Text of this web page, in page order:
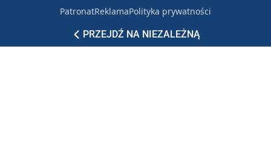
PRZEJDŹ NA NIEZALEŻNĄ
PatronatReklamaPolityka prywatności